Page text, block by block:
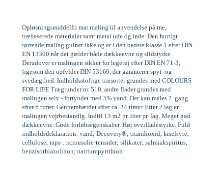
Opløsningsmiddelfri mat maling til anvendelse på træ,
træbaserede materialer samt metal ude og inde. Den hurtigt
tørrende maling gulner ikke og er i den bedste klasse 1 efter DIN
EN 13300 når det gælder både dækkeevne og slidstyrke.
Derudover er malingen sikker for legetøj efter DIN EN 71-3,
ligesom den opfylder DIN 53160, der garanterer spyt- og
svedægthed. Indholdsstofrige træsorter grundes med COLOURS
FOR LIFE Trægrunder nr. 510, andre flader grundes med
malingen selv - fortyndet med 5% vand. Der kan males 2. gang
efter 6 timer. Gennemhærdet efter ca. 24 timer. Efter 2 lag er
malingen vejrbestandig. Indtil 13 m2 pr. liter pr. lag. Meget god
dækkeevne. Gode forløbsegenskaber. Høj overfladestyrke. Fuld
indholdsdeklaration: vand; Decovery®; titandioxid; kiselsyre;
cellulose; raps-, ricinusolie-tensider; silikater; salmiakspiritus;
benzisothiazolinon; natriumpyrithion